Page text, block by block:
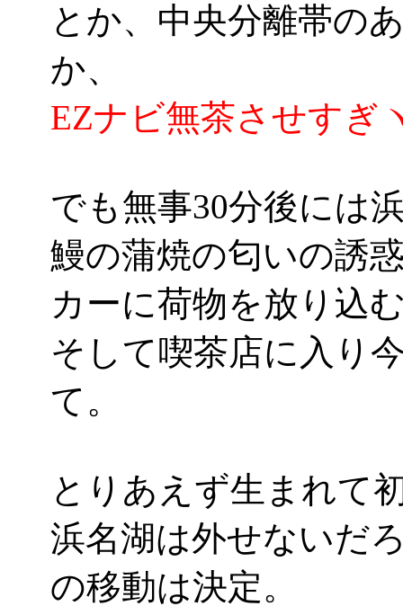
とか、中央分離帯の
か、
EZナビ無茶させすぎ
でも無事30分後には
鰻の蒲焼の匂いの誘
カーに荷物を放り込
そして喫茶店に入り
て。
とりあえず生まれて
浜名湖は外せないだ
の移動は決定。